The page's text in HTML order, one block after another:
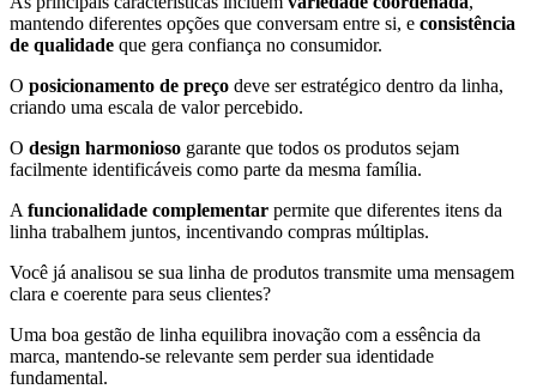
mantendo diferentes opções que conversam entre si, e consistência
de qualidade que gera confiança no consumidor.
O posicionamento de preço deve ser estratégico dentro da linha,
criando uma escala de valor percebido.
O design harmonioso garante que todos os produtos sejam
facilmente identificáveis como parte da mesma família.
A funcionalidade complementar permite que diferentes itens da
linha trabalhem juntos, incentivando compras múltiplas.
Você já analisou se sua linha de produtos transmite uma mensagem
clara e coerente para seus clientes?
Uma boa gestão de linha equilibra inovação com a essência da
marca, mantendo-se relevante sem perder sua identidade
fundamental.